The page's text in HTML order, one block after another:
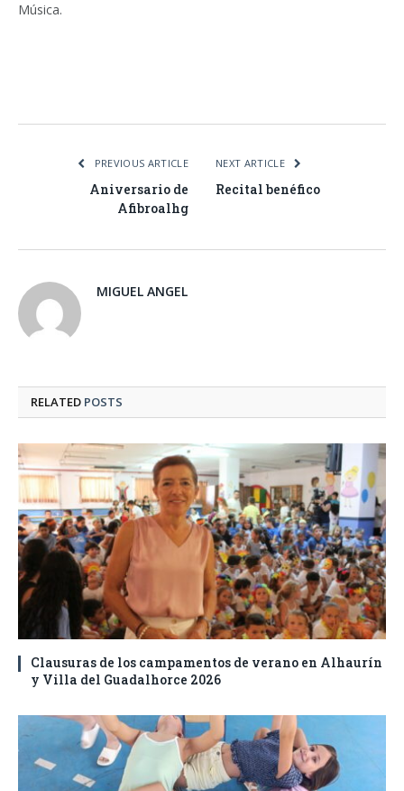
Música.
PREVIOUS ARTICLE
Aniversario de
Afibroalhg
NEXT ARTICLE
Recital benéfico
MIGUEL ANGEL
RELATED POSTS
Clausuras de los campamentos de verano en Alhaurín
y Villa del Guadalhorce 2026